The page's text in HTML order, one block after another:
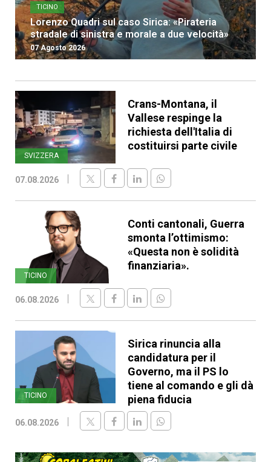
TICINO
Lorenzo Quadri sul caso Sirica: «Pirateria
stradale di sinistra e morale a due velocità»
07 Agosto 2026
SVIZZERA
Crans-Montana, il
Vallese respinge la
richiesta dell'Italia di
costituirsi parte civile
07.08.2026
TICINO
Conti cantonali, Guerra
smonta l’ottimismo:
«Questa non è solidità
finanziaria».
06.08.2026
TICINO
Sirica rinuncia alla
candidatura per il
Governo, ma il PS lo
tiene al comando e gli dà
piena fiducia
06.08.2026